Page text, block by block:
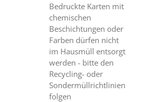
Bedruckte Karten mit
chemischen
Beschichtungen oder
Farben dürfen nicht
im Hausmüll entsorgt
werden - bitte den
Recycling- oder
Sondermüllrichtlinien
folgen